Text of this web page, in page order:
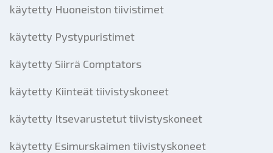
käytetty Huoneiston tiivistimet
käytetty Pystypuristimet
käytetty Siirrä Comptators
käytetty Kiinteät tiivistyskoneet
käytetty Itsevarustetut tiivistyskoneet
käytetty Esimurskaimen tiivistyskoneet